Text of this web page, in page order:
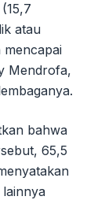
atau
Mendrofa,
bahwa
65,5